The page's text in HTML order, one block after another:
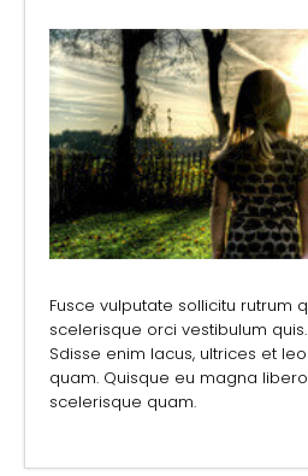
Fusce vulputate sollicitu rutrum
scelerisque orci vestibulum
Sdisse enim lacus, ultrices et
quam. Quisque eu magna
scelerisque quam.